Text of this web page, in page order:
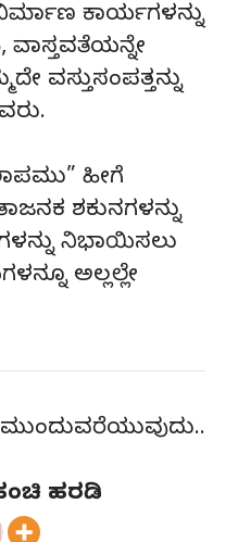
ನಿರ್ಮಾಣ ಕಾರ್ಯಗಳನ್ನು
ವಾಸ್ತವತೆಯನ್ನೇ
ವಸ್ತುಸಂಪತ್ತನ್ನು
ಹೀಗೆ
ಶಕುನಗಳನ್ನು
ನಿಭಾಯಿಸಲು
ಅಲ್ಲಲ್ಲೇ
ಮುಂದುವರೆಯುವುದು..
ಹರಡಿ